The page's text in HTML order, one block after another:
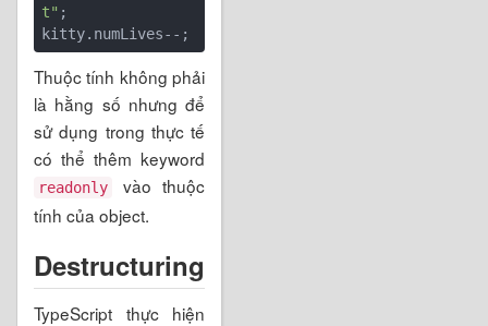
t" ;
Thuộc tính không phải
là hằng số nhưng để
sử dụng trong thực tế
có thể thêm keyword
readonly
vào thuộc
tính của object.
Destructuring
TypeScript thực hiện